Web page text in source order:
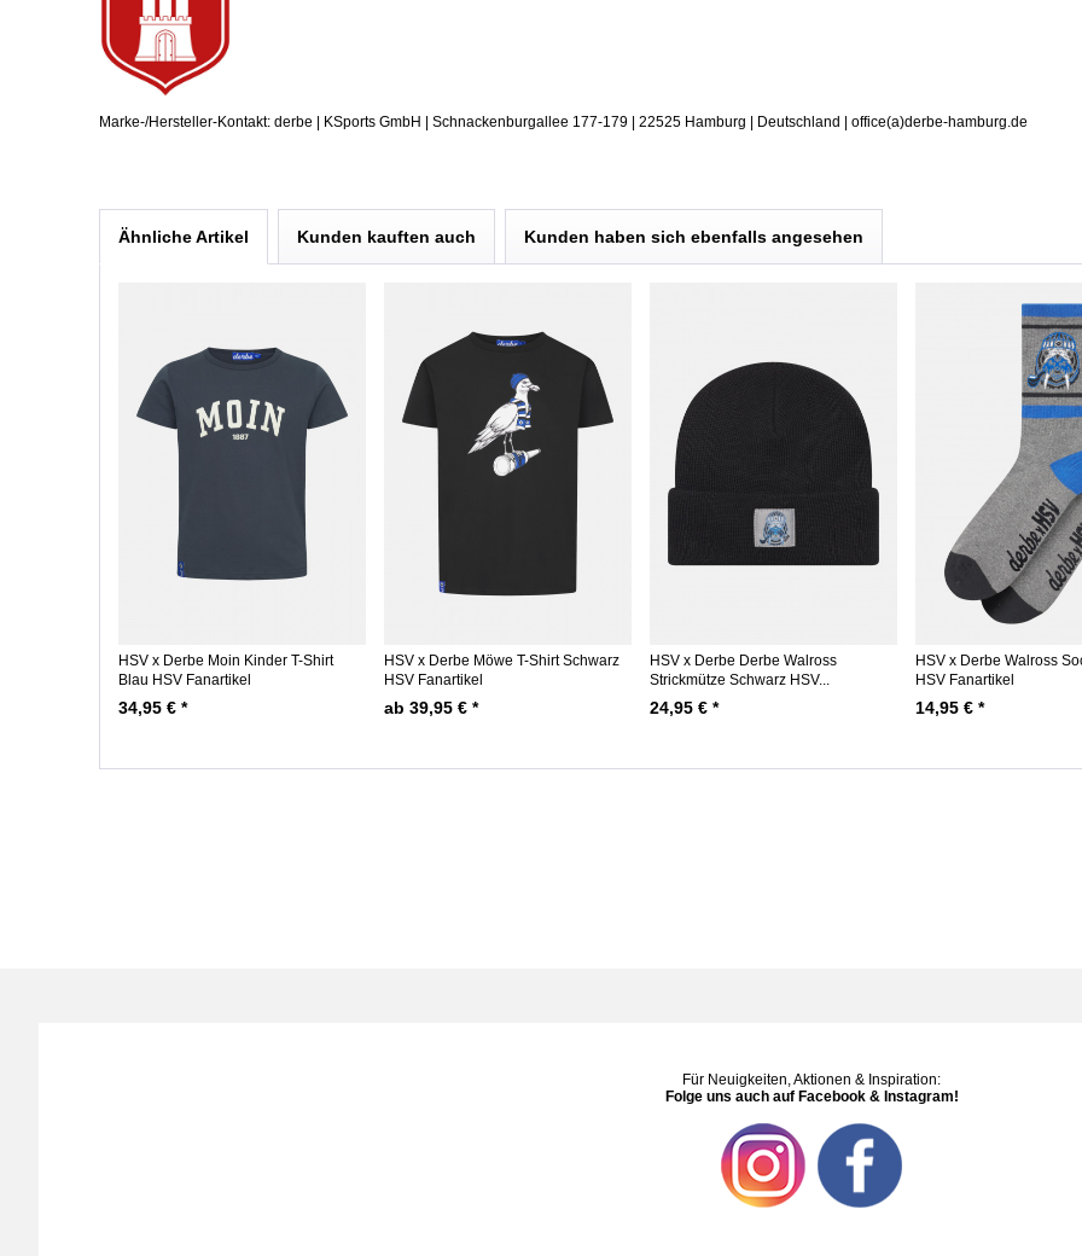
Marke-/Hersteller-Kontakt: derbe | KSports GmbH | Schnackenburgallee 177-179 | 22525 Hamburg | Deutschland | office(a)derbe-hamburg.de
Ähnliche Artikel Kunden kauften auch Kunden haben sich ebenfalls angesehen
HSV x Derbe Moin Kinder T-Shirt
Blau HSV Fanartikel
34,95 € *
HSV x Derbe Möwe T-Shirt Schwarz
HSV Fanartikel
ab 39,95 € *
HSV x Derbe Derbe Walross
Strickmütze Schwarz HSV...
24,95 € *
HSV x Derbe Walross
HSV Fanartikel
14,95 € *
Für Neuigkeiten, Aktionen & Inspiration:
Folge uns auch auf Facebook & Instagram!